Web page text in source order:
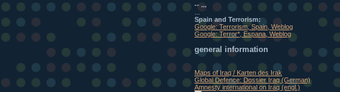
-- ...
...
Spain and Terrorism:
Google: Terrorism, Spain, Weblog
Google: Terror*, Espana, Weblog
general information
Maps of Iraq / Karten des Irak
Global Defence: Dossier Iraq (German)
Amnesty international on Iraq (engl.)